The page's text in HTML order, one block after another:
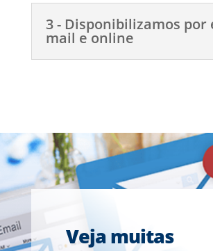
3 - Disponibilizamos por
mail e online
Veja muitas